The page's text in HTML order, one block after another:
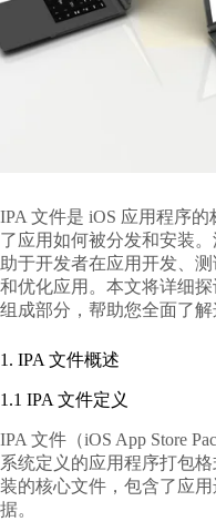
IPA 文件是 iOS 应用程序
了应用如何被分发和安装
助于开发者在应用开发、
和优化应用。本文将详细
组成部分，帮助您全面了解
1. IPA 文件概述
1.1 IPA 文件定义
IPA 文件（iOS App Store
系统定义的应用程序打包
装的核心文件，包含了应
据。